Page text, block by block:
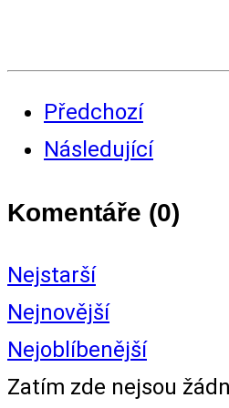
Předchozí
Následující
Komentáře (0)
Nejstarší
Nejnovější
Nejoblíbenější
Zatím zde nejsou